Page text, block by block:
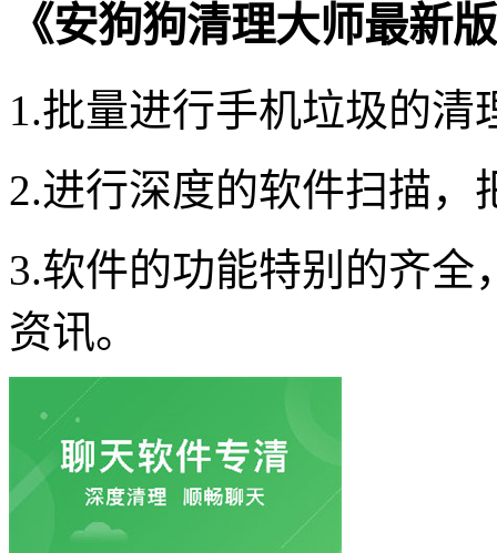
《安狗狗清理大师最新
1.批量进行手机垃圾的清
2.进行深度的软件扫描
3.软件的功能特别的齐
资讯。